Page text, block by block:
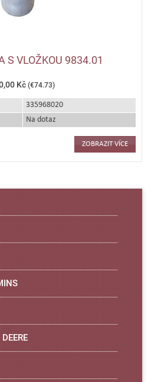
S VLOŽKOU 9834.01
Kč (€74.73)
335968020
Na dotaz
ZOBRAZIT VÍCE